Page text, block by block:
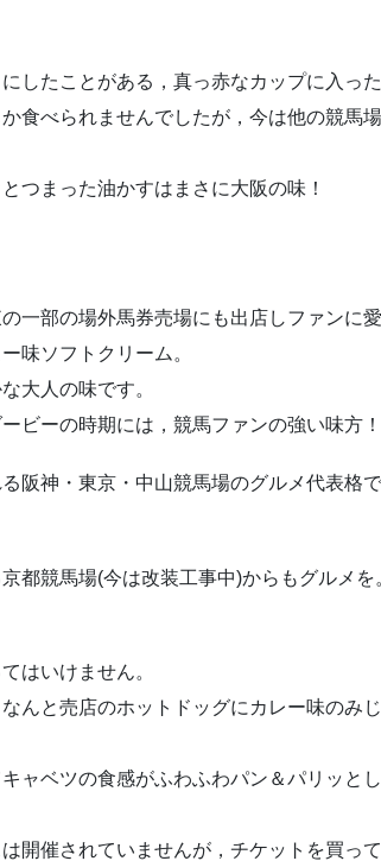
したことがある，真っ赤なカップに入った
食べられませんでしたが，今は他の競馬
つまった油かすはまさに大阪の味！
一部の場外馬券売場にも出店しファンに
味ソフトクリーム。
大人の味です。
ビーの時期には，競馬ファンの強い味方！
阪神・東京・中山競馬場のグルメ代表格
都競馬場(今は改装工事中)からもグルメを
はいけません。
んと売店のホットドッグにカレー味のみ
ャベツの食感がふわふわパン＆パリッと
開催されていませんが，チケットを買っ